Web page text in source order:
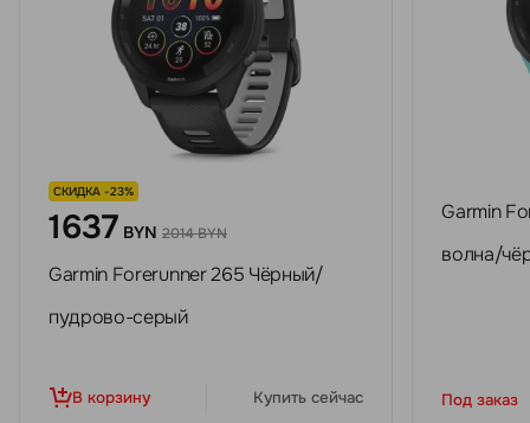
СКИДКА -23%
1637 BYN 2014 BYN
Garmin Forerunner 265 Чёрный/
пудрово-серый
В корзину Купить сейчас
Garmin
волна/
Под заказ